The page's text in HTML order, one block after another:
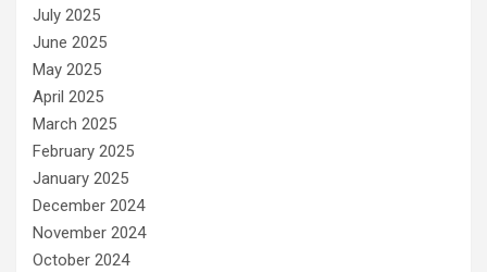
July 2025
June 2025
May 2025
April 2025
March 2025
February 2025
January 2025
December 2024
November 2024
October 2024